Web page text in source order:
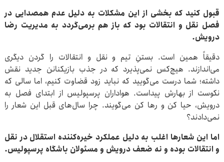
قبول کنید که بخشی از این مشکلات به دلیل عدم همصدایی در
فصل نقل و انتقالات بود که باز هم برمی‌گردد به مدیریت رضا
درویش.
دقیقاً همین است. بستنِ تیم و نقل و انتقالات را گردن دیگری
می‌اندازند. هیچ‌کس نمی‌پذیرد که در جذب بازیکنانن جدید نقش
داشته؛ شما درست می‌گویید که نباید زود قضاوت کنیم، اما سالی که
نکوست از بهارش پیداست. هواداران پرسپولیس از ابتدای فصل به
درویش، حیا کن و رها کن می‌گویند. چرا سال‌های قبل این شعار را
نمی‌دادند؟
اما این شعارها اغلب به دلیل عملکرد خیره‌کننده استقلال در نقل
و انتقالات بوده و نه ضعف درویش و مسئولان باشگاه پرسپولیس.